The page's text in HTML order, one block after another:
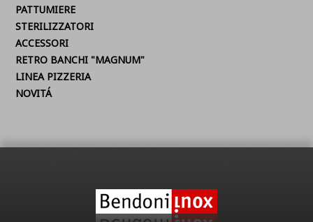
PATTUMIERE
STERILIZZATORI
ACCESSORI
RETRO BANCHI "MAGNUM"
LINEA PIZZERIA
NOVITÁ